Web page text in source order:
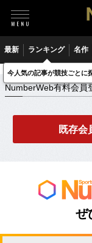
最新 ランキング 名作
NumberWeb有料会員登
NumberWeb有料会員
既存会
ぜ
今人気の記事が競技ごとに